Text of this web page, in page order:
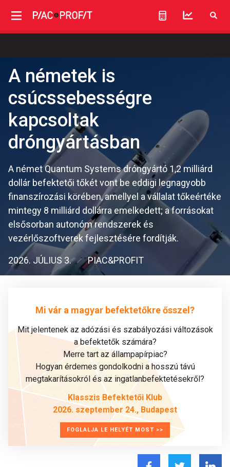
A németek is
csúcssebességre
kapcsoltak
dróngyártásban
A német Quantum Systems dróngyártó 1,2 milliárd
dollár befektetői tőkét vont be eddigi legnagyobb
finanszírozási körében, amellyel a vállalat tőkeértéke
mintegy 8 milliárd dollárra emelkedett; a forrásokat
elsősorban autonóm rendszerek és
vezérlőszoftverek fejlesztésére fordítják.
2026. JÚLIUS 3. PIAC&PROFIT
Mi vár a magyar befektetőkre ősszel?
Mit jelentenek az adózási és szabályozási változások
a befektetők számára?
Merre tart az állampapírpiac?
Hogyan érdemes gondolkodni a hosszú távú
megtakarításokról és az ingatlanbefektetésekről?
Klasszis Befektetői Klub
2026. szeptember 24., Budapest
FOGLALJA LE HELYÉT MOST >>